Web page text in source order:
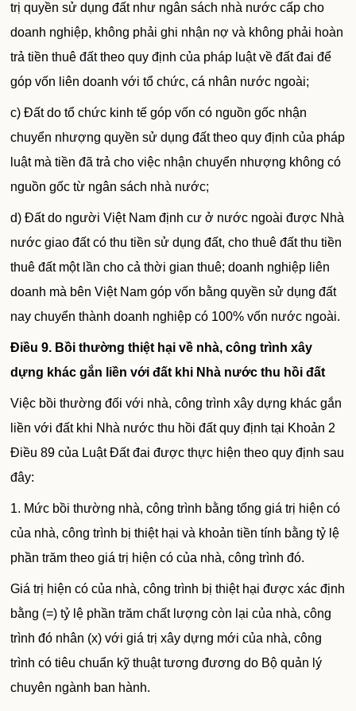
trị quyền sử dụng đất như ngân sách nhà nước cấp cho
doanh nghiệp, không phải ghi nhận nợ và không phải hoàn
trả tiền thuêđấttheo quy định của pháp luật về đất đai để
góp vốn liên doanh với tổ chức, cá nhân nước ngoài;
c) Đất do tổ chức kinh tế góp vốn có nguồn gốc nhận
chuyển nhượng quyền sử dụng đất theo quy định của pháp
luật mà tiền đã trả cho việc nhận chuyển nhượng không có
nguồn gốc từ ngân sách nhà nước;
d) Đất do người Việt Nam định cư ở nước ngoài được Nhà
nước giao đất có thu tiền sử dụng đất, cho thuê đất thu tiền
thuê đất một lần cho cả thời gian thuê; doanh nghiệp liên
doanh mà bên Việt Nam góp vốn bằng quyền sử dụng đất
nay chuyển thành doanh nghiệp có 100% vốn nước ngoài.
Điều 9. Bồi thường thiệt hại về nhà, công trình xây
dựng khác gắn liềnvới đất khi Nhà nước thu hồi đất
Việc bồi thường đối với nhà, công trình xây dựng khác gắn
liền với đất khi Nhà nước thu hồi đất quy định tại Khoản 2
Điều 89 của Luật Đất đai được thực hiện theo quy định sau
đây:
1. Mức bồi thường nhà, công trình bằng tổng giá trị hiện có
của nhà, công trình bị thiệt hại và khoản tiền tính bằng tỷ lệ
phần trăm theo giá trị hiện có của nhà, công trình đó.
Giá trị hiện có của nhà, công trình bị thiệt hại được xác định
bằng (=) tỷ lệ phần trăm chất lượng còn lại của nhà, công
trình đó nhân (x) với giá trị xây dựng mới của nhà, công
trình có tiêu chuẩn kỹ thuật tương đương do Bộ quản lý
chuyên ngành ban hành.